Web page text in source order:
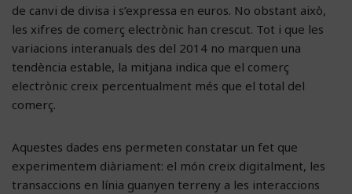
de canvi de divisa i s’expressa en euros. No obstant això,
les xifres de comerç electrònic han crescut. Tot i que les
variacions interanuals des del 2014 no marquen una
tendència estable, la mitjana indica que el comerç
electrònic creix percentualment més que el total del
comerç.
Aquestes dades ens permeten constatar un fet que
experimentem diàriament: el món creix digitalment, les
transaccions en línia guanyen terreny a les interaccions